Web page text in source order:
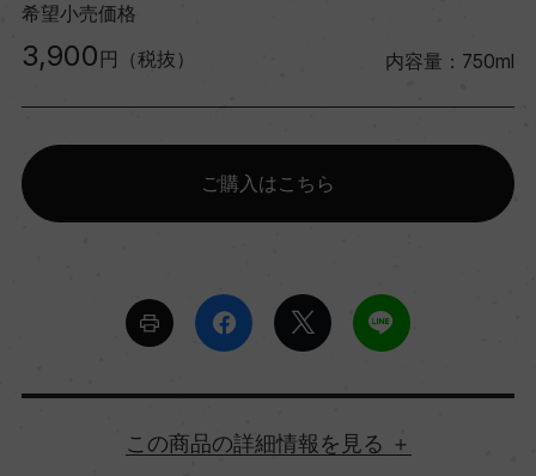
希望小売価格
3,900 円（税抜） 内容量：750ml
ご購入はこちら
詳細情報